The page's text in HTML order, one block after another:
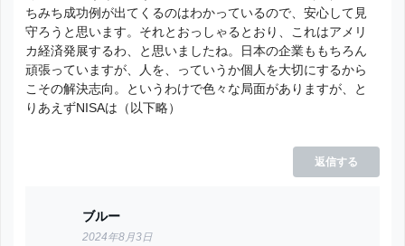
ちみち成功例が出てくるのはわかっているので、安心して見
守ろうと思います。それとおっしゃるとおり、これはアメリ
カ経済発展するわ、と思いましたね。日本の企業ももちろん
頑張っていますが、人を、っていうか個人を大切にするから
こその解決志向。というわけで色々な局面がありますが、と
りあえずNISAは（以下略）
返信する
ブルー
2024年8月3日